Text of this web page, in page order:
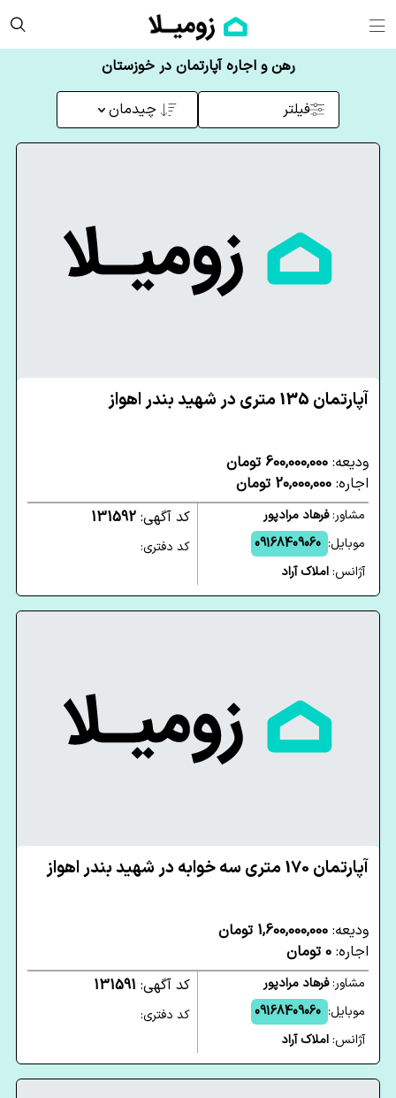
رهن و اجاره آپارتمان در خوزستان
فیلتر چیدمان
آپارتمان 135 متری در شهید بندر اهواز
ودیعه: 600,000,000 تومان
اجاره: 20,000,000 تومان
مشاور:فرهاد مرادپور
موبایل: 09168409060
آژانس:املاک آراد
کد آگهی: 131592
کد دفتری:
آپارتمان 170 متری سه خوابه در شهید بندر اهواز
ودیعه: 1,600,000,000 تومان
اجاره: 0 تومان
مشاور:فرهاد مرادپور
موبایل: 09168409060
آژانس:املاک آراد
کد آگهی: 131591
کد دفتری: